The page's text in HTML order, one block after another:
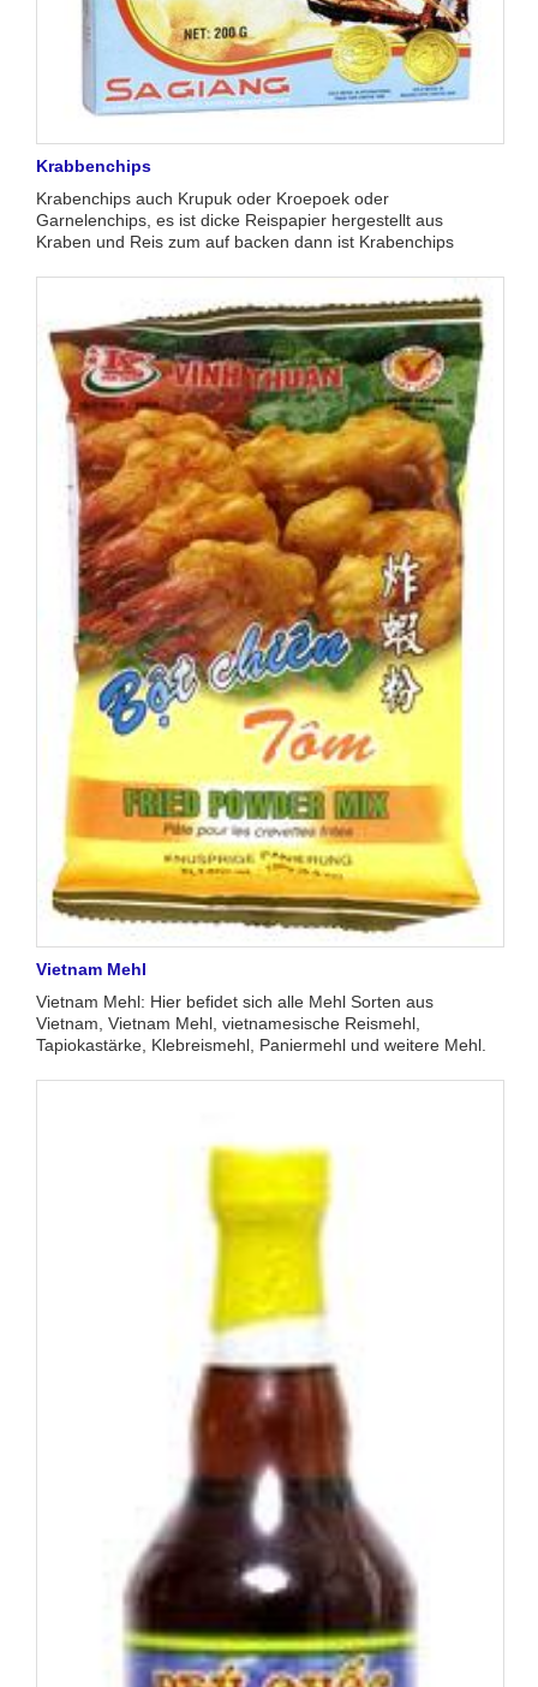
Krabbenchips
Krabenchips auch Krupuk oder Kroepoek oder
Garnelenchips, es ist dicke Reispapier hergestellt aus
Kraben und Reis zum auf backen dann ist Krabenchips
Vietnam Mehl
Vietnam Mehl: Hier befidet sich alle Mehl Sorten aus
Vietnam, Vietnam Mehl, vietnamesische Reismehl,
Tapiokastärke, Klebreismehl, Paniermehl und weitere Mehl.